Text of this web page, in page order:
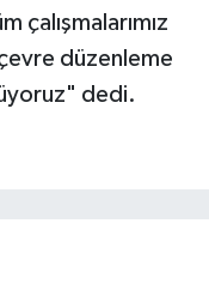
çalışmalarımız
düzenleme
dedi.